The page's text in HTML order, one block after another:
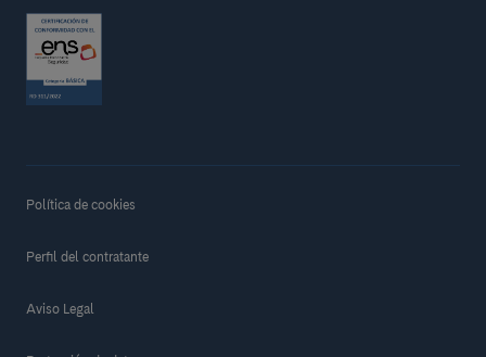
Política de cookies
Perfil del contratante
Aviso Legal